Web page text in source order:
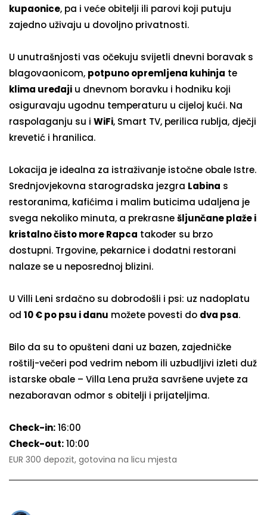
kupaonice, pa i veće obitelji ili parovi koji putuju
zajedno uživaju u dovoljno privatnosti.
U unutrašnjosti vas očekuju svijetli dnevni boravak s
blagovaonicom, potpuno opremljena kuhinja te
klima uređaji u dnevnom boravku i hodniku koji
osiguravaju ugodnu temperaturu u cijeloj kući. Na
raspolaganju su i WiFi, Smart TV, perilica rublja, dječji
krevetić i hranilica.
Lokacija je idealna za istraživanje istočne obale Istre.
Srednjovjekovna starogradska jezgra Labina s
restoranima, kafićima i malim buticima udaljena je
svega nekoliko minuta, a prekrasnešljunčane plaže i
kristalno čisto more Rapca također su brzo
dostupni. Trgovine, pekarnice i dodatni restorani
nalaze se u neposrednoj blizini.
U Villi Leni srdačno su dobrodošli i psi: uz nadoplatu
od 10 € po psu i danu možete povesti do dva psa.
Bilo da su to opušteni dani uz bazen, zajedničke
roštilj-večeri pod vedrim nebom ili uzbudljivi izleti duž
istarske obale – Villa Lena pruža savršene uvjete za
nezaboravan odmor s obitelji i prijateljima.
Check-in:16:00
Check-out:10:00
EUR 300 depozit, gotovina na licu mjesta